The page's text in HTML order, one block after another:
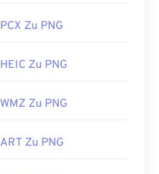
PCX Zu PNG
HEIC Zu PNG
WMZ Zu PNG
ART Zu PNG